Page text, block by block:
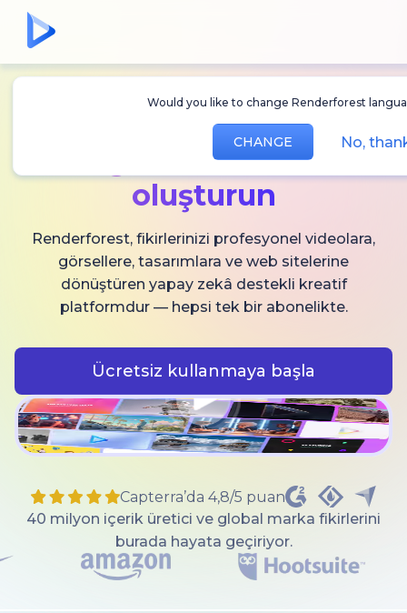
Would you like to change Renderforest
CHANGE No,
AI video,
görsel ve ses
oluşturun
Renderforest, fikirlerinizi profesyonel videolara,
görsellere, tasarımlara ve web sitelerine
dönüştüren yapay zekâ destekli kreatif
platformdur — hepsi tek bir abonelikte.
Ücretsiz kullanmaya başla
Capterra’da 4,8/5 puan
40 milyon içerik üretici ve global marka fikirlerini
burada hayata geçiriyor.